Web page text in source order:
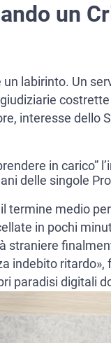
un
labirinto. Un
interesse
in carico”
delle singole
termine medio
in pochi
indebito
paradisi digitali